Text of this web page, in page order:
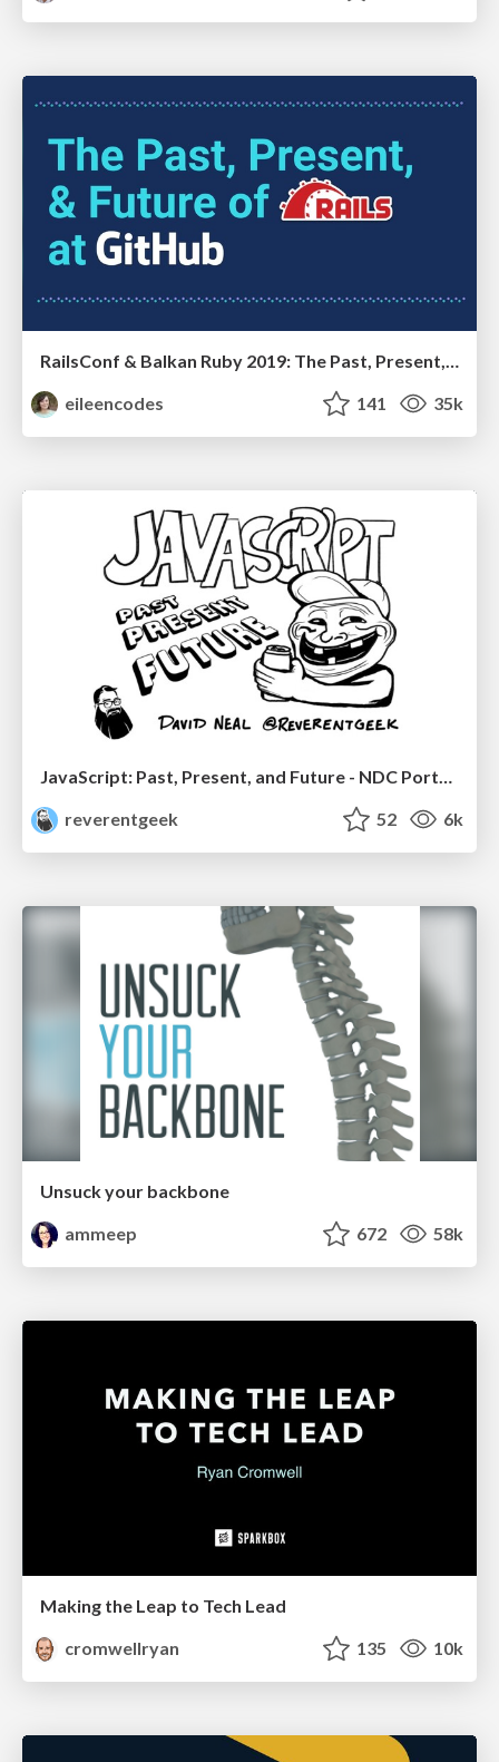
RailsConf & Balkan Ruby 2019: The Past, Present, and Future of Rails at GitHub
eileencodes
141 35k
reverentgeek
52 6k
Unsuck your backbone
ammeep
672 58k
Making the Leap to Tech Lead
cromwellryan
135 10k